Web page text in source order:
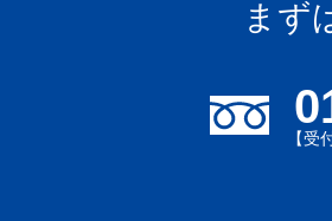
まず
【